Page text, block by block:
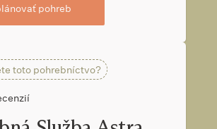
pohreb
toto pohrebníctvo?